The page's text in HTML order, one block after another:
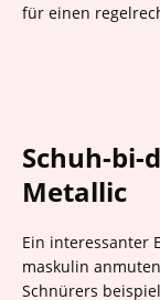
für einen
Schuh-bi-
Metallic
Ein interessanter
maskulin
Schnürers